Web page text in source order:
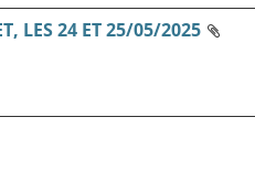
LES 24 ET 25/05/2025